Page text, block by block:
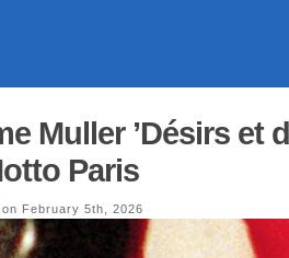
Muller ’Désirs et
Paris
on February 5th, 2026